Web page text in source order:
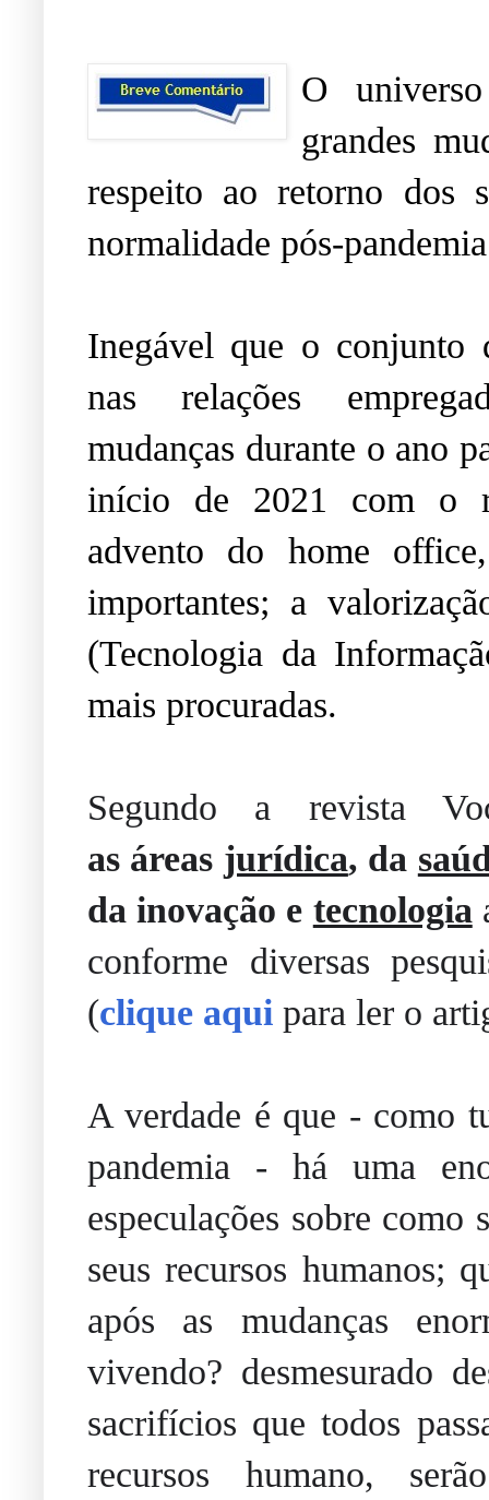
O
grandes
respeito ao retorno dos
normalidade pós-
Inegável que o conjunto
nas relações
mudanças durante o ano
início de 2021 com o
advento do home
importantes; a
(Tecnologia da
mais procuradas.
Segundo a revista
as áreas jurídica, da
da inovação e tecnologia
conforme diversas
(clique aqui para ler o
A verdade é que - como
pandemia - há uma
especulações sobre como
seus recursos humanos;
após as mudanças
vivendo? desmesurado
sacrifícios que todos
recursos humano,